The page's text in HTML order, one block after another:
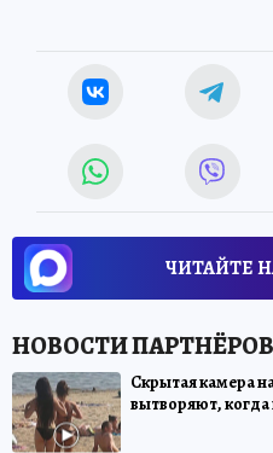
ЧИТАЙТЕ
Скрытая камера
вытворяют, когда